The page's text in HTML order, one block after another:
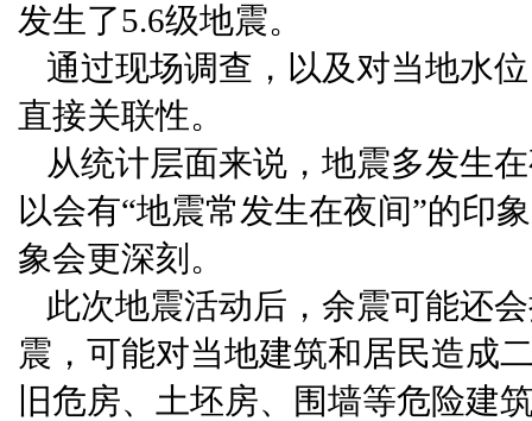
发生了5.6级地震。
通过现场调查，以及对当地水
直接关联性。
从统计层面来说，地震多发生
以会有“地震常发生在夜间”的印
象会更深刻。
此次地震活动后，余震可能还
震，可能对当地建筑和居民造成
旧危房、土坯房、围墙等危险建